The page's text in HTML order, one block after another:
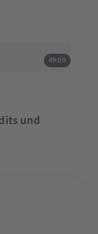
49:09
und